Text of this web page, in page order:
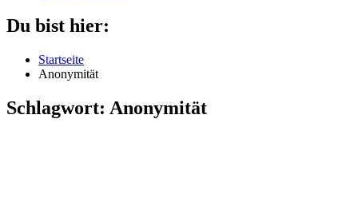
Du bist hier:
Startseite
Anonymität
Schlagwort: Anonymität